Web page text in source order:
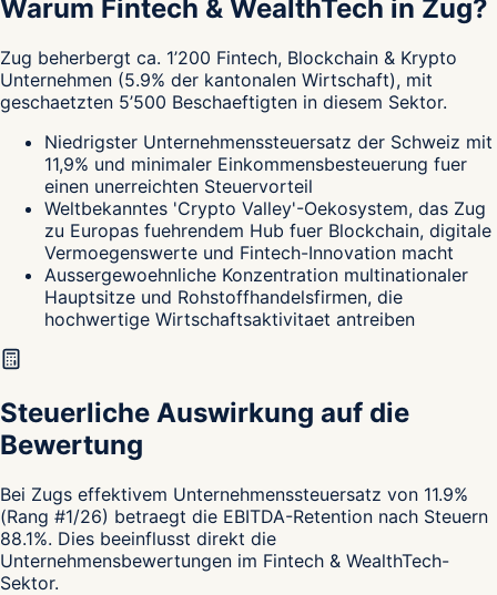
Warum Fintech & WealthTech in Zug?
Zug beherbergt ca. 1’200 Fintech, Blockchain & Krypto
Unternehmen (5.9% der kantonalen Wirtschaft), mit
geschaetzten 5’500 Beschaeftigten in diesem Sektor.
Niedrigster Unternehmenssteuersatz der Schweiz mit
11,9% und minimaler Einkommensbesteuerung fuer
einen unerreichten Steuervorteil
Weltbekanntes 'Crypto Valley'-Oekosystem, das Zug
zu Europas fuehrendem Hub fuer Blockchain, digitale
Vermoegenswerte und Fintech-Innovation macht
Aussergewoehnliche Konzentration multinationaler
Hauptsitze und Rohstoffhandelsfirmen, die
hochwertige Wirtschaftsaktivitaet antreiben
Steuerliche Auswirkung auf die
Bewertung
Bei Zugs effektivem Unternehmenssteuersatz von 11.9%
(Rang #1/26) betraegt die EBITDA-Retention nach Steuern
88.1%. Dies beeinflusst direkt die
Unternehmensbewertungen im Fintech & WealthTech-
Sektor.